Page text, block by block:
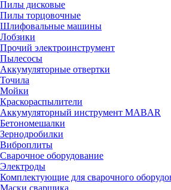
Пилы дисковые
Пилы торцовочные
Шлифовальные машины
Лобзики
Прочий электроинструмент
Пылесосы
Аккумуляторные отвертки
Точила
Мойки
Краскораспылители
Аккумуляторный инструмент MABAR
Бетономешалки
Зернодробилки
Виброплиты
Сварочное оборудование
Электроды
Комплектующие для сварочного
Маски сварщика